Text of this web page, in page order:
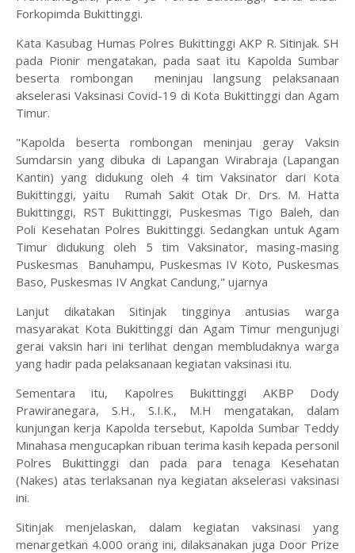
Forkopimda Bukittinggi.
Kata Kasubag Humas Polres Bukittinggi AKP R. Sitinjak. SH
pada Pionir mengatakan, pada saat itu Kapolda Sumbar
beserta rombongan meninjau langsung pelaksanaan
akselerasi Vaksinasi Covid-19 di Kota Bukittinggi dan Agam
Timur.
"Kapolda beserta rombongan meninjau geray Vaksin
Sumdarsin yang dibuka di Lapangan Wirabraja (Lapangan
Kantin) yang didukung oleh 4 tim Vaksinator dari Kota
Bukittinggi, yaitu Rumah Sakit Otak Dr. Drs. M. Hatta
Bukittinggi, RST Bukittinggi, Puskesmas Tigo Baleh, dan
Poli Kesehatan Polres Bukittinggi. Sedangkan untuk Agam
Timur didukung oleh 5 tim Vaksinator, masing-masing
Puskesmas Banuhampu, Puskesmas IV Koto, Puskesmas
Baso, Puskesmas IV Angkat Candung," ujarnya
Lanjut dikatakan Sitinjak tingginya antusias warga
masyarakat Kota Bukittinggi dan Agam Timur mengunjugi
gerai vaksin hari ini terlihat dengan membludaknya warga
yang hadir pada pelaksanaan kegiatan vaksinasi itu.
Sementara itu, Kapolres Bukittinggi AKBP Dody
Prawiranegara, S.H., S.I.K., M.H mengatakan, dalam
kunjungan kerja Kapolda tersebut, Kapolda Sumbar Teddy
Minahasa mengucapkan ribuan terima kasih kepada personil
Polres Bukittinggi dan pada para tenaga Kesehatan
(Nakes) atas terlaksanan nya kegiatan akselerasi vaksinasi
ini.
Sitinjak menjelaskan, dalam kegiatan vaksinasi yang
menargetkan 4.000 orang ini, dilaksanakan juga Door Prize